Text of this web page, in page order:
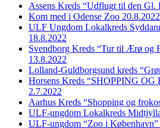
Assens Kreds “Udflugt til den Gl.
Kom med i Odense Zoo 20.8.2022
ULF Ungdom Lokalkreds
18.8.2022
Svendborg Kreds “Tur til Ærø og
13.8.2022
Lolland-Guldborgsund kreds
Horsens Kreds “SHOPPING
2.7.2022
Aarhus Kreds “Shopping og
ULF-ungdom Lokalkreds
ULF-ungdom “Zoo i København”